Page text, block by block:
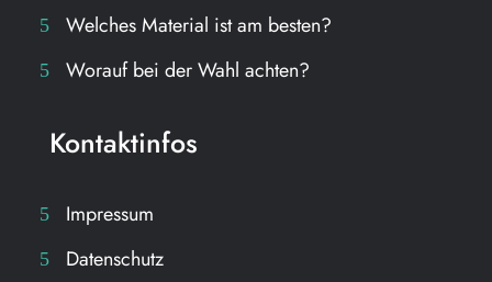
Welches Material ist am besten?
Worauf bei der Wahl achten?
Kontaktinfos
Impressum
Datenschutz